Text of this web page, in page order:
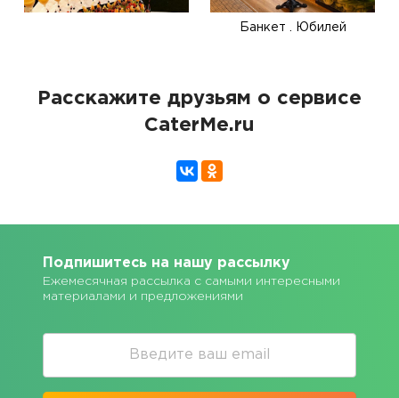
Банкет . Юбилей
Расскажите друзьям о сервисе
CaterMe.ru
Подпишитесь на нашу рассылку
Ежемесячная рассылка с самыми интересными
материалами и предложениями